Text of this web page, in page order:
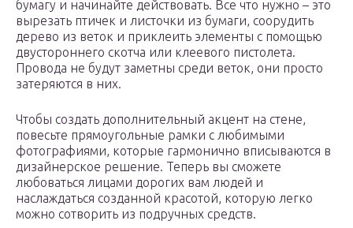
бумагу и начинайте действовать. Все что нужно – это
вырезать птичек и листочки из бумаги, соорудить
дерево из веток и приклеить элементы с помощью
двустороннего скотча или клеевого пистолета.
Провода не будут заметны среди веток, они просто
затеряются в них.
Чтобы создать дополнительный акцент на стене,
повесьте прямоугольные рамки с любимыми
фотографиями, которые гармонично вписываются в
дизайнерское решение. Теперь вы сможете
любоваться лицами дорогих вам людей и
наслаждаться созданной красотой, которую легко
можно сотворить из подручных средств.